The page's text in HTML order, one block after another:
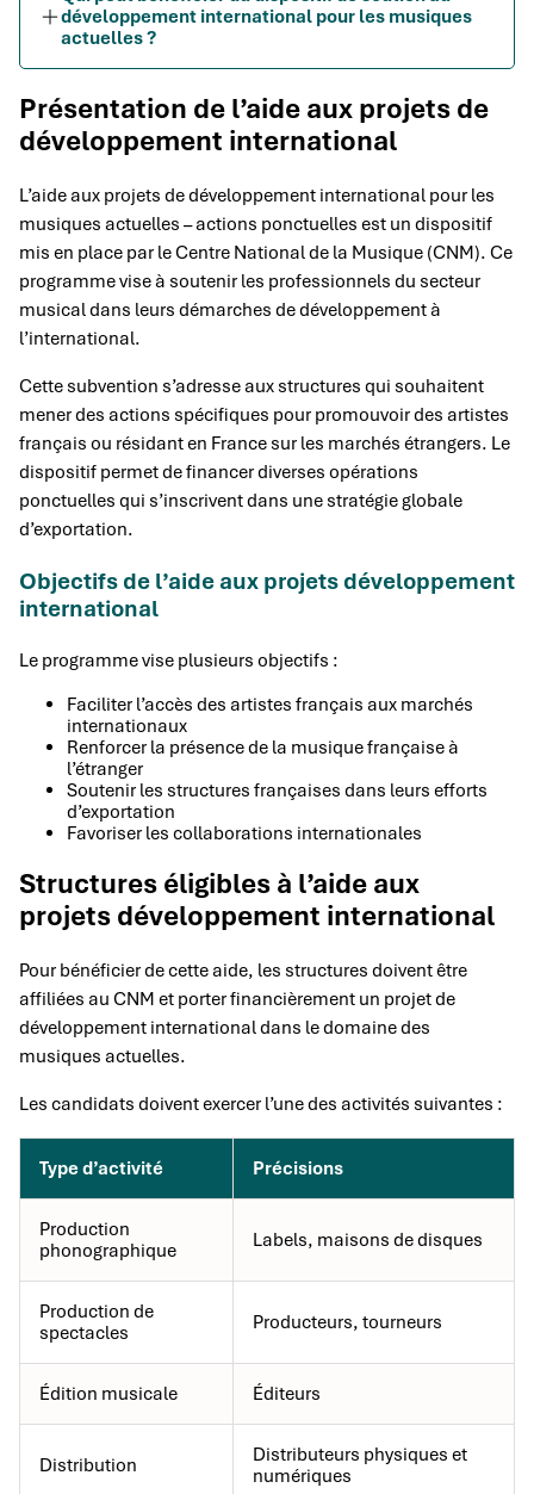
développement international pour les musiques
actuelles ?
Présentation de l’aide aux projets de
développement international
L’aide aux projets de développement international pour les
musiques actuelles – actions ponctuelles est un dispositif
mis en place par le Centre National de la Musique (CNM). Ce
programme vise à soutenir les professionnels du secteur
musical dans leurs démarches de développement à
l’international.
Cette subvention s’adresse aux structures qui souhaitent
mener des actions spécifiques pour promouvoir des artistes
français ou résidant en France sur les marchés étrangers. Le
dispositif permet de financer diverses opérations
ponctuelles qui s’inscrivent dans une stratégie globale
d’exportation.
Objectifs de l’aide aux projets développement
international
Le programme vise plusieurs objectifs :
Faciliter l’accès des artistes français aux marchés
internationaux
Renforcer la présence de la musique française à
l’étranger
Soutenir les structures françaises dans leurs efforts
d’exportation
Favoriser les collaborations internationales
Structures éligibles à l’aide aux
projets développement international
Pour bénéficier de cette aide, les structures doivent être
affiliées au CNM et porter financièrement un projet de
développement international dans le domaine des
musiques actuelles.
Les candidats doivent exercer l’une des activités suivantes :
Type d’activité Précisions
Production
phonographique
Labels, maisons de disques
Production de
spectacles
Producteurs, tourneurs
Édition musicale Éditeurs
Distribution
Distributeurs physiques et
numériques